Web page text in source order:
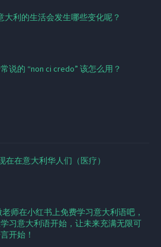
大利的生活会发生哪些变化呢？
说的 “non ci credo” 该怎么用？
在在意大利华人们（医疗）
师在小红书上免费学习意大利语吧，
习意大利语开始，让未来充满无限可
开始！